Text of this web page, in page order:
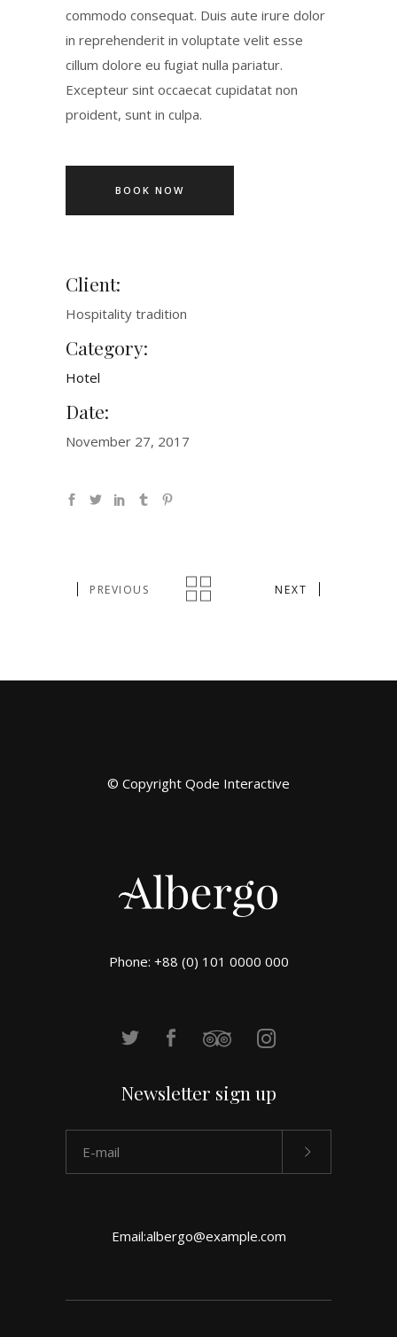
commodo consequat. Duis aute irure dolor
in reprehenderit in voluptate velit esse
cillum dolore eu fugiat nulla pariatur.
Excepteur sint occaecat cupidatat non
proident, sunt in culpa.
BOOK NOW
Client:
Hospitality tradition
Category:
Hotel
Date:
November 27, 2017
PREVIOUS NEXT
© Copyright Qode Interactive
Phone: +88 (0) 101 0000 000
Newsletter sign up
Email:albergo@example.com